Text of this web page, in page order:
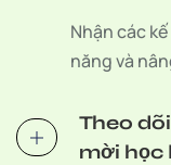
Nhận các
năng và
Theo
mời học